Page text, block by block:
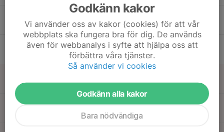
18:30
Träning
Badvallen (Bakom badhuset)
Godkänn kakor
Vi använder oss av kakor (cookies) för att vår
webbplats ska fungera bra för dig. De används
även för webbanalys i syfte att hjälpa oss att
förbättra våra tjänster.
Så använder vi cookies
Godkänn alla kakor
Bara nödvändiga